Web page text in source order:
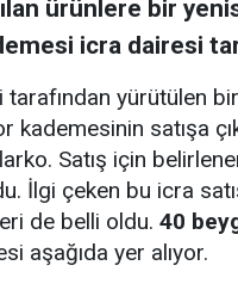
ürünlere bir
icra dairesi
yürütülen
satışa
Satış için
İlgi çeken bu icra
de belli oldu. 40
aşağıda yer alıyor.